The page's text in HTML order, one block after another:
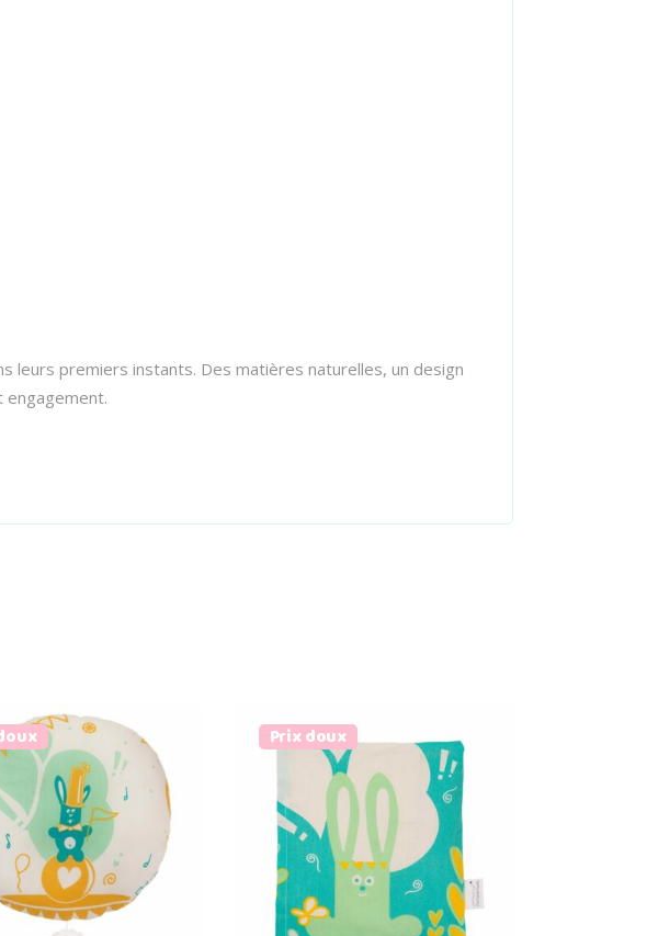
leurs premiers instants. Des matières naturelles, un design
engagement.
Select options
Prix doux
Ajouter au panier